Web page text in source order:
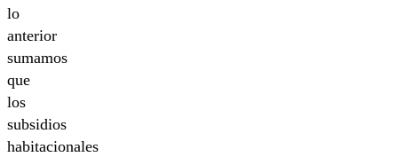
lo
anterior
sumamos
que
los
subsidios
habitacionales